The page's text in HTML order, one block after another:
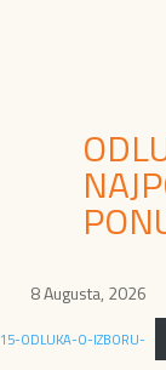
8 Augusta, 2026
15-ODLUKA-O-IZBORU-